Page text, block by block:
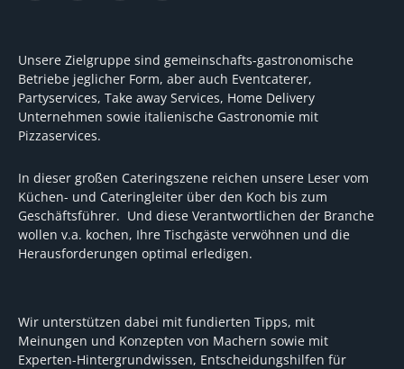
Unsere Zielgruppe sind gemeinschafts-gastronomische
Betriebe jeglicher Form, aber auch Eventcaterer,
Partyservices, Take away Services, Home Delivery
Unternehmen sowie italienische Gastronomie mit
Pizzaservices.
In dieser großen Cateringszene reichen unsere Leser vom
Küchen- und Cateringleiter über den Koch bis zum
Geschäftsführer. Und diese Verantwortlichen der Branche
wollen v.a. kochen, Ihre Tischgäste verwöhnen und die
Herausforderungen optimal erledigen.
Wir unterstützen dabei mit fundierten Tipps, mit
Meinungen und Konzepten von Machern sowie mit
Experten-Hintergrundwissen, Entscheidungshilfen für